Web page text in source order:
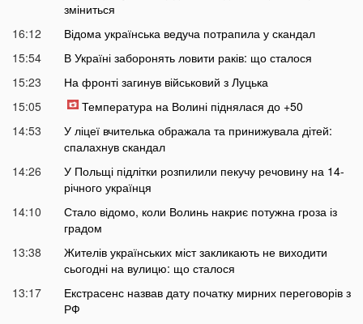
зміниться
16:12
Відома українська ведуча потрапила у скандал
15:54
В Україні заборонять ловити раків: що сталося
15:23
На фронті загинув військовий з Луцька
15:05
Температура на Волині піднялася до +50
14:53
У ліцеї вчителька ображала та принижувала дітей:
спалахнув скандал
14:26
У Польщі підлітки розпилили пекучу речовину на 14-
річного українця
14:10
Стало відомо, коли Волинь накриє потужна гроза із
градом
13:38
Жителів українських міст закликають не виходити
сьогодні на вулицю: що сталося
13:17
Екстрасенс назвав дату початку мирних переговорів з
РФ